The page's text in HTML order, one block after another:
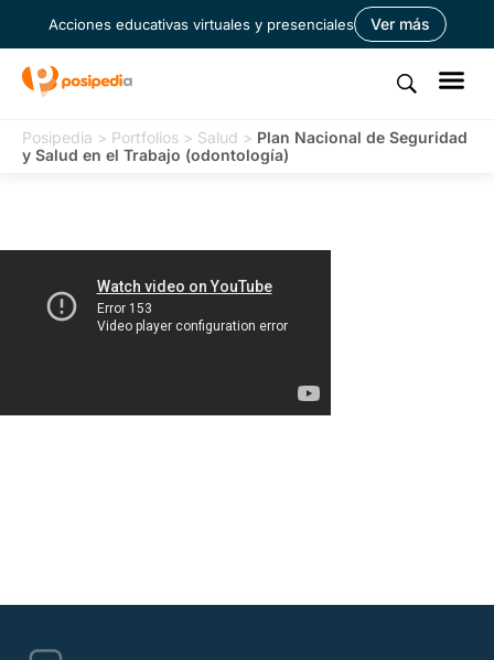
Acciones educativas virtuales y presenciales Ver más
Posipedia > Portfolios > Salud > Plan Nacional de Seguridad
y Salud en el Trabajo (odontología)